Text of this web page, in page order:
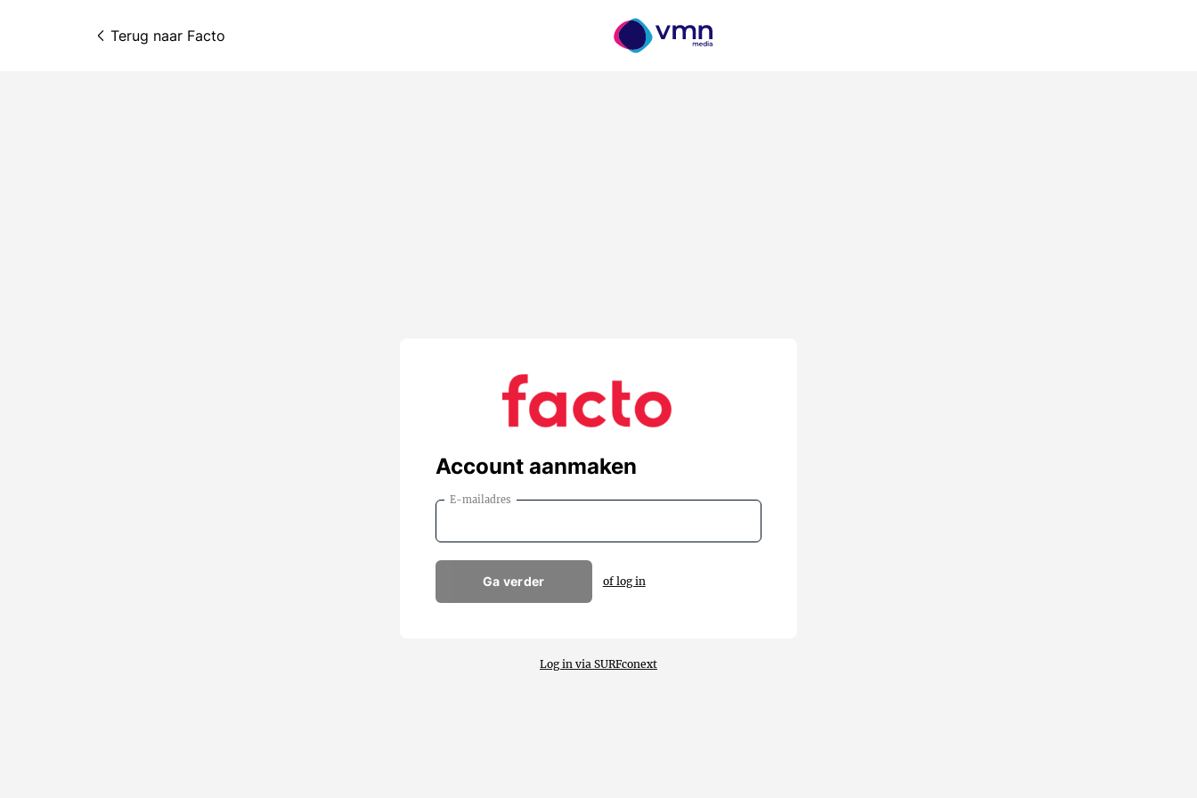
Terug naar Facto
Account aanmaken
E-mailadres
Ga verder of log in
Log in via SURFconext